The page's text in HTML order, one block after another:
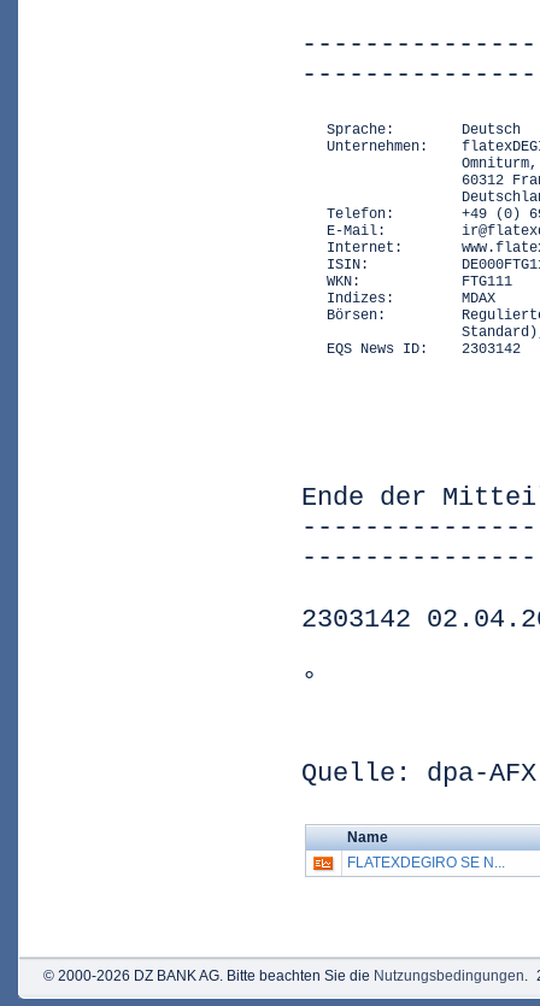
   Sprache:        Deutsch
Unternehmen:
60312
Telefon:        +49 (0)
E-Mail:
Internet:
ISIN:
   WKN:            FTG111
   Indizes:        MDAX
Börsen:
   EQS News ID:    2303142
Ende der
2303142
°
Quelle: dpa-AFX
Name
FLATEXDEGIRO SE N...
© 2000-2026 DZ BANK AG. Bitte beachten Sie die Nutzungsbedingungen.